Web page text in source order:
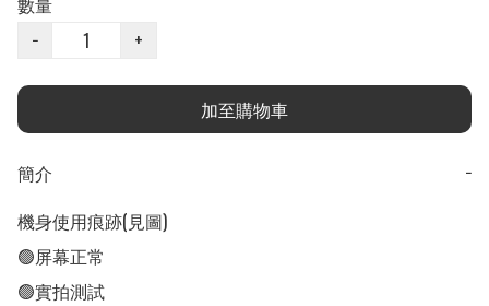
−
+
加至購物車
簡介
−
機身使用痕跡(見圖)
🟢屏幕正常
🟢實拍測試